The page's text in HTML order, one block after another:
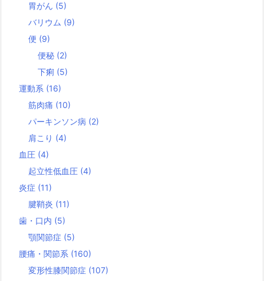
胃がん (5)
バリウム (9)
便 (9)
便秘 (2)
下痢 (5)
運動系 (16)
筋肉痛 (10)
パーキンソン病 (2)
肩こり (4)
血圧 (4)
起立性低血圧 (4)
炎症 (11)
腱鞘炎 (11)
歯・口内 (5)
顎関節症 (5)
腰痛・関節系 (160)
変形性膝関節症 (107)